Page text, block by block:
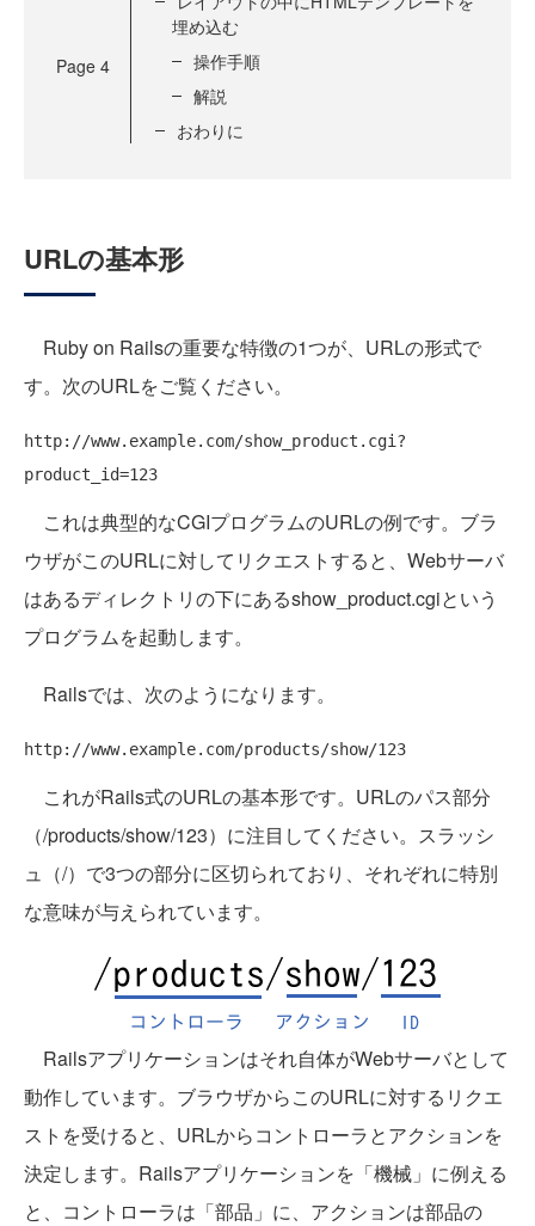
Page 4
埋め込む
操作手順
解説
おわりに
URLの基本形
Ruby on Railsの重要な特徴の1つが、URLの形式で
す。次のURLをご覧ください。
http://www.example.com/show_product.cgi?
これは典型的なCGIプログラムのURLの例です。ブラ
ウザがこのURLに対してリクエストすると、Webサーバ
はあるディレクトリの下にあるshow_product.cgiという
プログラムを起動します。
Railsでは、次のようになります。
これがRails式のURLの基本形です。URLのパス部分
（/products/show/123）に注目してください。スラッシ
ュ（/）で3つの部分に区切られており、それぞれに特別
な意味が与えられています。
Railsアプリケーションはそれ自体がWebサーバとして
動作しています。ブラウザからこのURLに対するリクエ
ストを受けると、URLからコントローラとアクションを
決定します。Railsアプリケーションを「機械」に例える
と、コントローラは「部品」に、アクションは部品の